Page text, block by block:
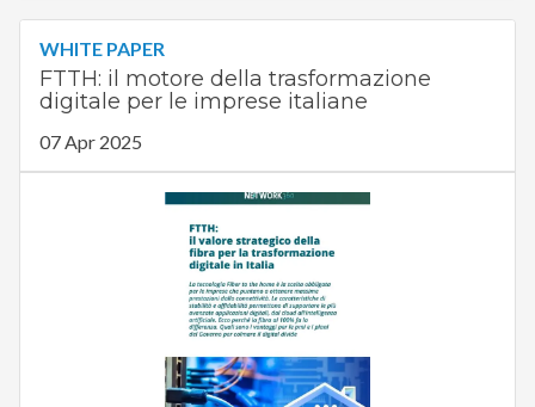
WHITE PAPER
FTTH: il motore della trasformazione
digitale per le imprese italiane
07 Apr 2025